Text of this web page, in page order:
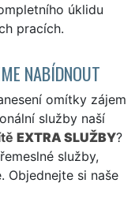
úklidu
pracích.
NABÍDNOUT
omítky zájem
služby naší
EXTRA SLUŽBY?
služby,
Objednejte si naše